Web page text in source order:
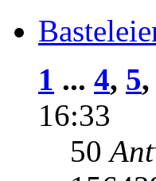
1 ... 4, 5,
16:33
50